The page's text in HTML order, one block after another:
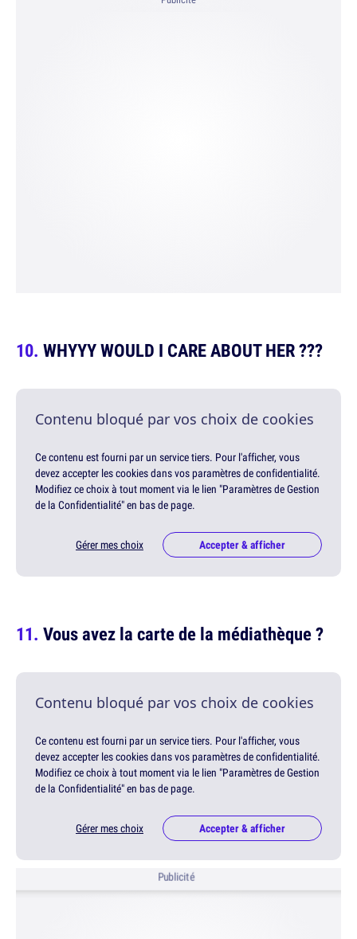
WHYYY WOULD I CARE ABOUT HER ???
Contenu bloqué par vos choix de cookies
Ce contenu est fourni par un service tiers. Pour l'afficher, vous
devez accepter les cookies dans vos paramètres de confidentialité.
Modifiez ce choix à tout moment via le lien "Paramètres de Gestion
de la Confidentialité" en bas de page.
Gérer mes choix Accepter & afficher
Vous avez la carte de la médiathèque ?
Contenu bloqué par vos choix de cookies
Ce contenu est fourni par un service tiers. Pour l'afficher, vous
devez accepter les cookies dans vos paramètres de confidentialité.
Modifiez ce choix à tout moment via le lien "Paramètres de Gestion
de la Confidentialité" en bas de page.
Gérer mes choix Accepter & afficher
Publicité